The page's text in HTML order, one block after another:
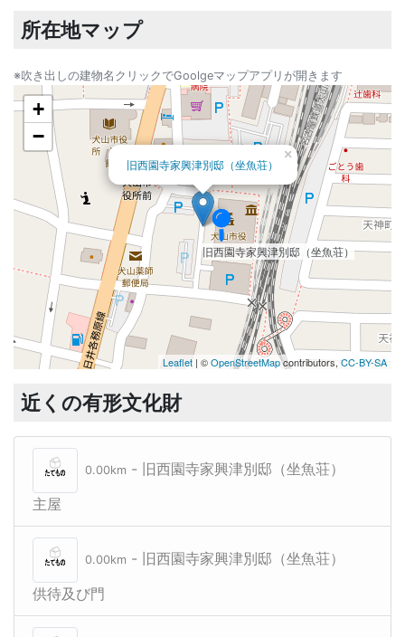
所在地マップ
※吹き出しの建物名クリックでGoolgeマップアプリが開きます
旧西園寺家興津別邸（坐魚荘）
旧西園寺家興津別邸（坐魚荘）
旧西園寺家興津別邸（坐魚荘）
×
+
−
Leaflet | ©OpenStreetMapcontributors, CC-BY-SA
近くの有形文化財
0.00km - 旧西園寺家興津別邸（坐魚荘）
主屋
0.00km - 旧西園寺家興津別邸（坐魚荘）
供待及び門